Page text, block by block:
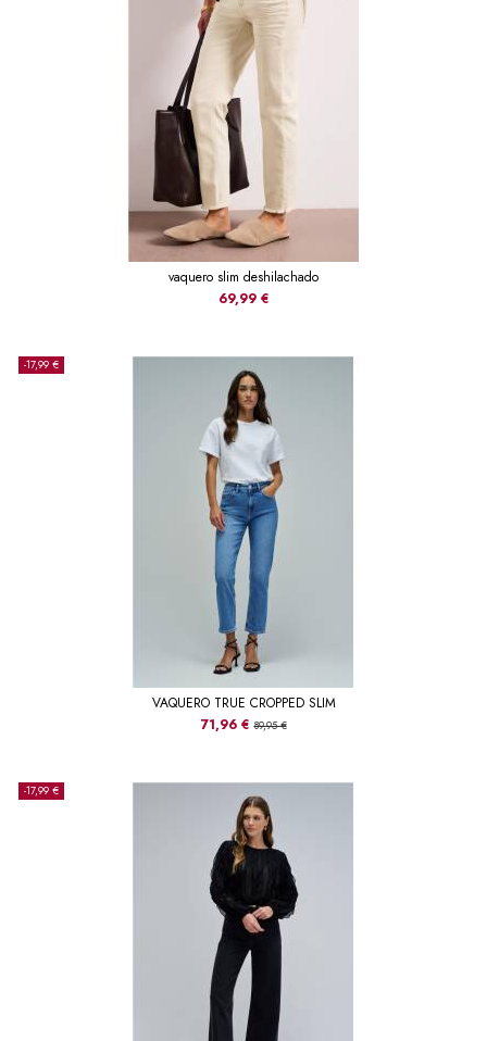
vaquero slim deshilachado
69,99 €
-17,99 €
VAQUERO TRUE CROPPED SLIM
71,96 € 89,95 €
-17,99 €